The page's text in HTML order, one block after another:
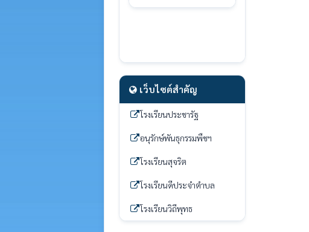
เว็บไซต์สำคัญ
โรงเรียนประชารัฐ
อนุรักษ์พันธุกรรมพืชฯ
โรงเรียนสุจริต
โรงเรียนดีประจำตำบล
โรงเรียนวิถีพุทธ